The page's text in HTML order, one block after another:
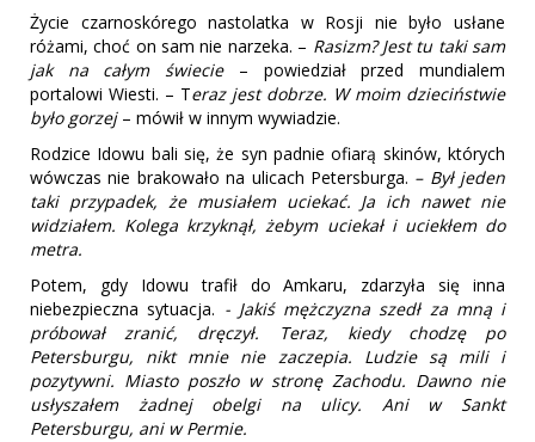
Życie czarnoskórego nastolatka w Rosji nie było usłane
różami, choć on sam nie narzeka. – Rasizm? Jest tu taki sam
jak na całym świecie– powiedział przed mundialem
portalowi Wiesti. – Teraz jest dobrze. W moim dzieciństwie
było gorzej– mówił w innym wywiadzie.
Rodzice Idowu bali się, że syn padnie ofiarą skinów, których
wówczas nie brakowało na ulicach Petersburga. – Był jeden
taki przypadek, że musiałem uciekać. Ja ich nawet nie
widziałem. Kolega krzyknął, żebym uciekał i uciekłem do
metra.
Potem, gdy Idowu trafił do Amkaru, zdarzyła się inna
niebezpieczna sytuacja. - Jakiś mężczyzna szedł za mną i
próbował zranić, dręczył.
Teraz, kiedy chodzę po
Petersburgu, nikt mnie nie zaczepia. Ludzie są mili i
pozytywni. Miasto poszło w stronę Zachodu. Dawno nie
usłyszałem żadnej obelgi na ulicy. Ani w Sankt
Petersburgu, ani w Permie.